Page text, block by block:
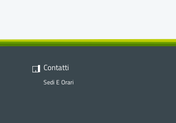
Contatti
Sedi E Orari